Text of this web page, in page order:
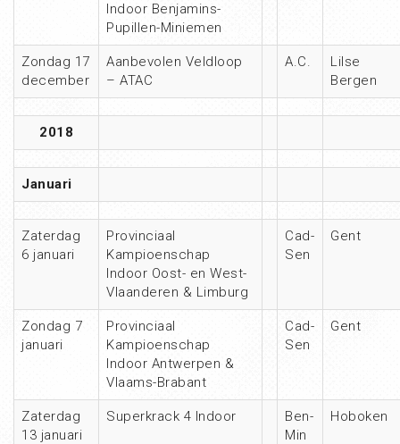
Indoor Benjamins-
Pupillen-Miniemen
Zondag 17
december
Aanbevolen Veldloop
– ATAC
A.C.
Lilse
Bergen
2018
Januari
Zaterdag
6 januari
Provinciaal
Kampioenschap
Indoor Oost- en West-
Vlaanderen & Limburg
Cad-
Sen
Gent
Zondag 7
januari
Provinciaal
Kampioenschap
Indoor Antwerpen &
Vlaams-Brabant
Cad-
Sen
Gent
Zaterdag
13 januari
Superkrack 4 Indoor
Ben-
Min
Hoboken